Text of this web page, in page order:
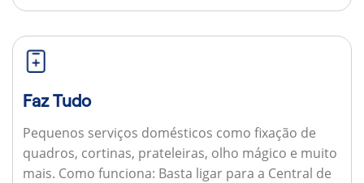
Faz Tudo
Pequenos serviços domésticos como fixação de
quadros, cortinas, prateleiras, olho mágico e muito
mais. Como funciona: Basta ligar para a Central de